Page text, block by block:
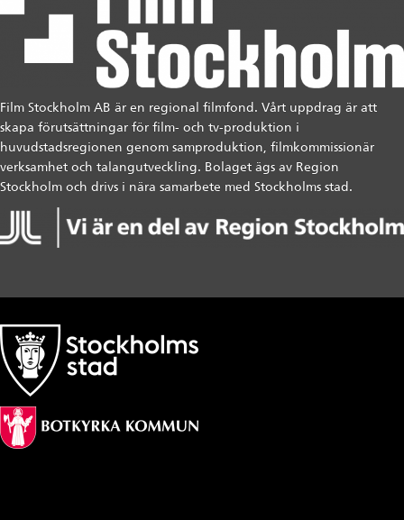
Film Stockholm AB är en regional filmfond. Vårt uppdrag är att
skapa förutsättningar för film- och tv-produktion i
huvudstadsregionen genom samproduktion, filmkommissionär
verksamhet och talangutveckling. Bolaget ägs av Region
Stockholm och drivs i nära samarbete med Stockholms stad.